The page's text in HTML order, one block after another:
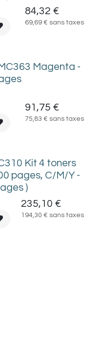
84,32 €
69,69 € sans taxes
Magenta -
91,75 €
75,83 € sans taxes
Kit 4 toners
pages, C/M/Y -
)
235,10 €
194,30 € sans taxes